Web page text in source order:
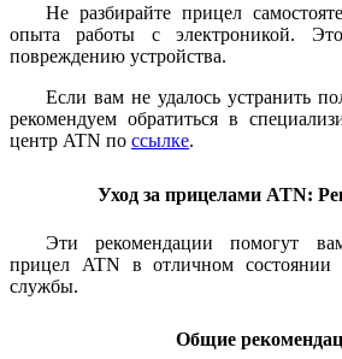
Не разбирайте прицел
опыта работы с электроникой.
повреждению устройства.
Если вам не удалось устранить
рекомендуем обратиться в
центр ATN по ссылке.
Уход за прицелами ATN:
Эти рекомендации помогут
прицел ATN в отличном состоянии
службы.
Общие